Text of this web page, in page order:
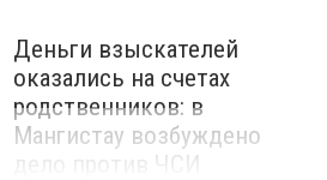
Деньги взыскателей
оказались на счетах
родственников: в
Мангистау возбуждено
дело против ЧСИ